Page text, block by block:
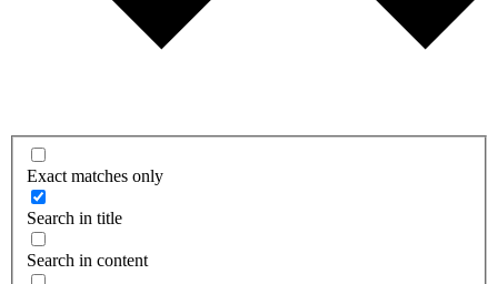
Exact matches only
Search in title
Search in content